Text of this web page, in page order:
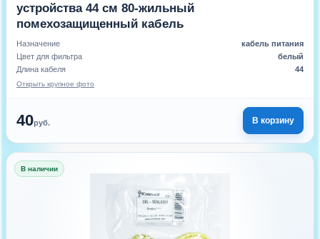
устройства 44 см 80-жильный
помехозащищенный кабель
Назначение
кабель питания
Цвет для фильтра
белый
Длина кабеля
44
Открыть крупное фото
40руб. В корзину
В наличии